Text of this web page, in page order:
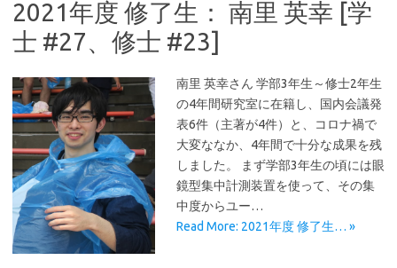
2021年度 修了生： 南里 英幸 [学
士 #27、修士 #23]
南里 英幸さん 学部3年生～修士2年生
の4年間研究室に在籍し、国内会議発
表6件（主著が4件）と、コロナ禍で
大変ななか、4年間で十分な成果を残
しました。 まず学部3年生の頃には眼
鏡型集中計測装置を使って、その集
中度からユー…
Read More: 2021年度 修了生… »